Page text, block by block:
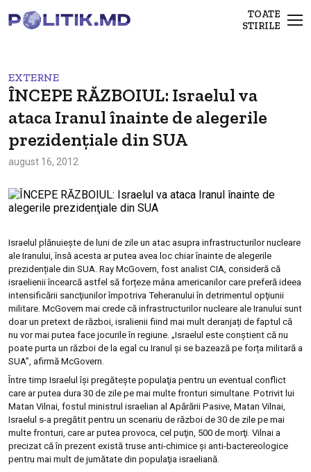
TOATE
STIRILE
EXTERNE
ÎNCEPE RĂZBOIUL: Israelul va
ataca Iranul înainte de alegerile
prezidenţiale din SUA
august 16, 2012
Israelul plănuiește de luni de zile un atac asupra infrastructurilor nucleare
ale Iranului, însă acesta ar putea avea loc chiar înainte de alegerile
prezidențiale din SUA. Ray McGovern, fost analist CIA, consideră că
israelienii încearcă astfel să forțeze mâna americanilor care preferă ideea
intensificării sancţiunilor împotriva Teheranului în detrimentul opţiunii
militare. McGovern mai crede că infrastructurilor nucleare ale Iranului sunt
doar un pretext de război, isralienii fiind mai mult deranjați de faptul că
nu vor mai putea face jocurile în regiune. „Israelul este conștient că nu
poate purta un război de la egal cu Iranul și se bazează pe forța militară a
SUA”, afirmă McGovern.
Între timp Israelul îşi pregăteşte populaţia pentru un eventual conflict
care ar putea dura 30 de zile pe mai multe fronturi simultane. Potrivit lui
Matan Vilnai, fostul ministrul israelian al Apărării Pasive, Matan Vilnai,
Israelul s-a pregătit pentru un scenariu de război de 30 de zile pe mai
multe fronturi, care ar putea provoca, cel puţin, 500 de morţi. Vilnai a
precizat că în prezent există truse anti-chimice şi anti-bactereologice
pentru mai mult de jumătate din populaţia israeliană.